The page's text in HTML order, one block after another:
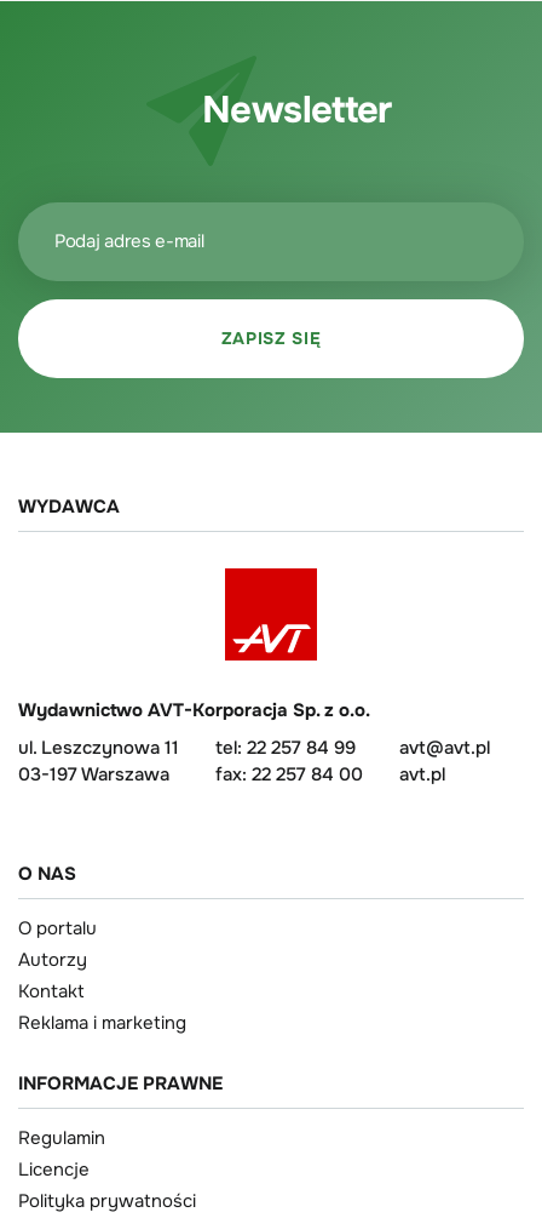
Newsletter
WYDAWCA
Wydawnictwo AVT-Korporacja Sp. z o.o.
ul. Leszczynowa 11
03-197 Warszawa
tel: 22 257 84 99
fax: 22 257 84 00
avt@avt.pl
avt.pl
O NAS
O portalu
Autorzy
Kontakt
Reklama i marketing
INFORMACJE PRAWNE
Regulamin
Licencje
Polityka prywatności